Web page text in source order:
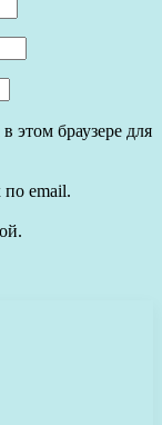
этом браузере для
email.